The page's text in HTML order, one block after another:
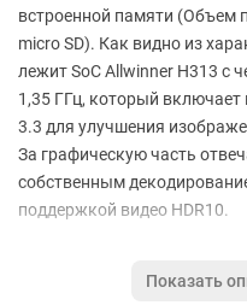
встроенной памяти (Объем
micro SD). Как видно из
лежит SoC Allwinner H313 с
1,35 ГГц, который
3.3 для улучшения
За графическую часть
собственным
поддержкой видео HDR10.
альтернативных способа:
Показать